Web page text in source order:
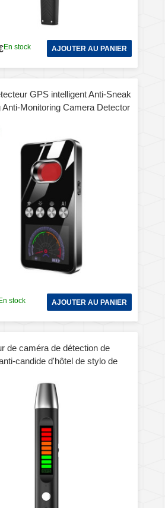
En stock AJOUTER AU PANIER
GPS intelligent Anti-Sneak
Anti-Monitoring Camera Detector
En stock AJOUTER AU PANIER
de caméra de détection de
candide d'hôtel de stylo de